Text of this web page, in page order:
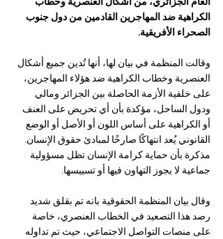
العام الجزائري، من أشكال العنصرية وخطاب
الكراهية ضد المهاجرين القادمين من دول جنوب
الصحراء الأفريقية.
وقالت المنظمة في بيان لها، أنها تُدين جميع أشكال
العنصرية وخطاب الكراهية ضد هؤلاء المهاجرين،
على خلفية الأزمة الحاصلة بين الجزائر ومالي
ودول الساحل، مؤكدة بأن أي تحريض على العنف
أو الكراهية على أساس اللون أو الأصل أو الوضع
القانوني يُعد انتهاكًا صارخًا لمبادئ حقوق الإنسان.
مذكرة بأن حماية كرامة الإنسان تظل مسؤولية
جماعية لا يجوز التهاون فيها أو تسييسها.
وقال بيان المنظمة الحقوقية بانه تم بقلق شديد
رصد هذا التصعيد في الخطاب العنصري، خاصة
على منصات التواصل الاجتماعي، حيث تم تداوله